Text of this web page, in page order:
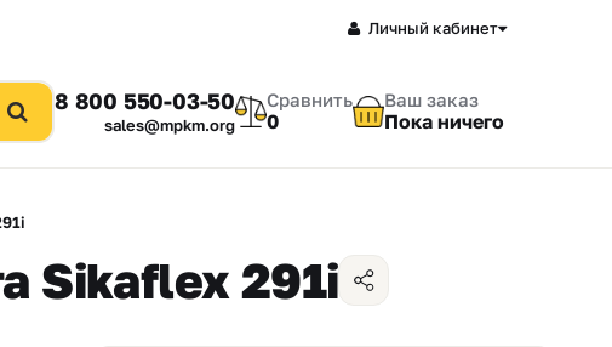
Личный кабинет
8 800 550-03-50
sales@mpkm.org
Сравнить
0
Ваш заказ
Пока ничего
Sikaflex 291i